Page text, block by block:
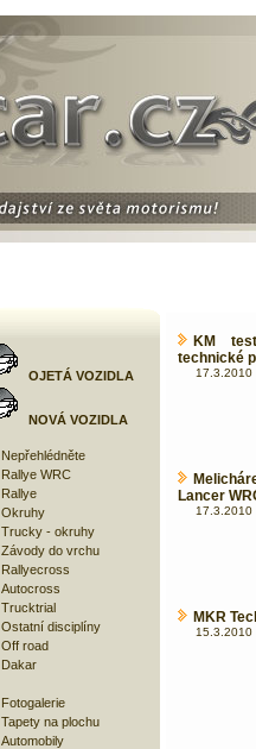
OJETÁ VOZIDLA
NOVÁ VOZIDLA
Nepřehlédněte
Rallye WRC
Rallye
Okruhy
Trucky - okruhy
Závody do vrchu
Rallyecross
Autocross
Trucktrial
Ostatní disciplíny
Off road
Dakar
Fotogalerie
Tapety na plochu
Automobily
KM
technické
17.3.2010
Lancer
17.3.2010
MKR
15.3.2010